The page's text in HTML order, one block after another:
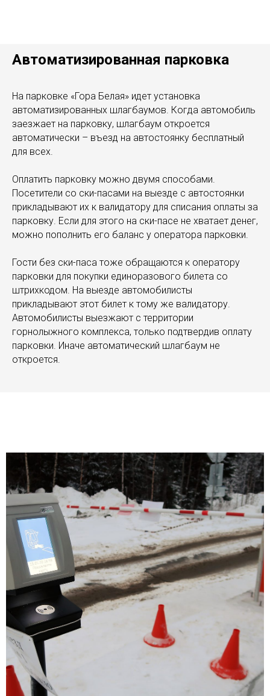
Автоматизированная парковка
На парковке «Гора Белая» идет установка
автоматизированных шлагбаумов. Когда автомобиль
заезжает на парковку, шлагбаум откроется
автоматически – въезд на автостоянку бесплатный
для всех.
Оплатить парковку можно двумя способами.
Посетители со ски-пасами на выезде с автостоянки
прикладывают их к валидатору для списания оплаты за
парковку. Если для этого на ски-пасе не хватает денег,
можно пополнить его баланс у оператора парковки.
Гости без ски-паса тоже обращаются к оператору
парковки для покупки единоразового билета со
штрихкодом. На выезде автомобилисты
прикладывают этот билет к тому же валидатору.
Автомобилисты выезжают с территории
горнолыжного комплекса, только подтвердив оплату
парковки. Иначе автоматический шлагбаум не
откроется.